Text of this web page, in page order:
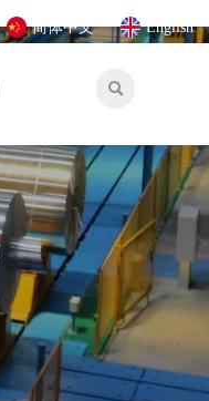
简体中文 English
